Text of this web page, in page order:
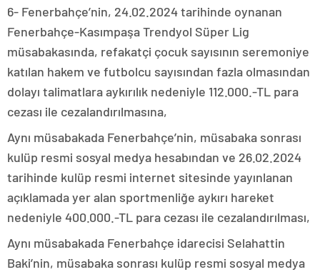
6- Fenerbahçe’nin, 24.02.2024 tarihinde oynanan
Fenerbahçe-Kasımpaşa Trendyol Süper Lig
müsabakasında, refakatçi çocuk sayısının seremoniye
katılan hakem ve futbolcu sayısından fazla olmasından
dolayı talimatlara aykırılık nedeniyle 112.000.-TL para
cezası ile cezalandırılmasına,
Aynı müsabakada Fenerbahçe’nin, müsabaka sonrası
kulüp resmi sosyal medya hesabından ve 26.02.2024
tarihinde kulüp resmi internet sitesinde yayınlanan
açıklamada yer alan sportmenliğe aykırı hareket
nedeniyle 400.000.-TL para cezası ile cezalandırılması,
Aynı müsabakada Fenerbahçe idarecisi Selahattin
Baki’nin, müsabaka sonrası kulüp resmi sosyal medya